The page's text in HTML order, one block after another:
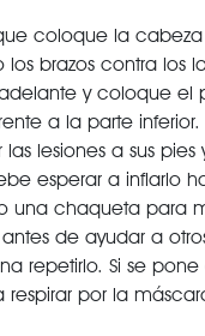
coloque la
brazos contra los
y coloque el
a la parte
lesiones a sus pies
esperar a inflarlo
una chaqueta para
de ayudar a
repetirlo. Si se
por la